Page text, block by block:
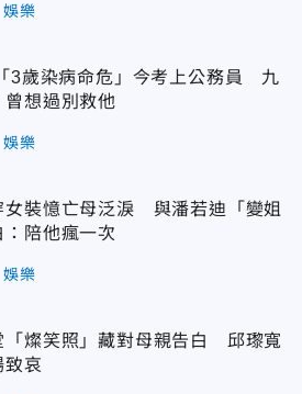
娛樂
3歲染病命危」今考上公務員 九
曾想過別救他
娛樂
女裝憶亡母泛淚 與潘若迪「變姐
：陪他瘋一次
娛樂
「燦笑照」藏對母親告白 邱瓈寬
致哀